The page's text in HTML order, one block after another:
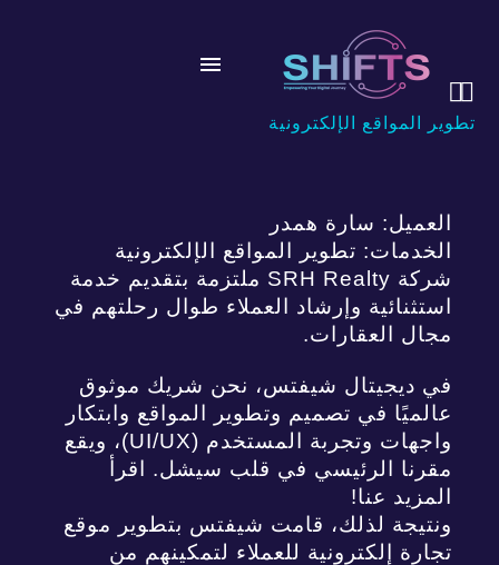
آر إتش ريالتي

تطوير المواقع الإلكترونية
العميل: سارة همدر
الخدمات: تطوير المواقع الإلكترونية
شركة SRH Realty ملتزمة بتقديم خدمة
استثنائية وإرشاد العملاء طوال رحلتهم في
مجال العقارات.
في ديجيتال شيفتس، نحن شريك موثوق
عالميًا في تصميم وتطوير المواقع وابتكار
واجهات وتجربة المستخدم (UI/UX)، ويقع
مقرنا الرئيسي في قلب سيشل. اقرأ
المزيد عنا!
ونتيجة لذلك، قامت شيفتس بتطوير موقع
تجارة إلكترونية للعملاء لتمكينهم من